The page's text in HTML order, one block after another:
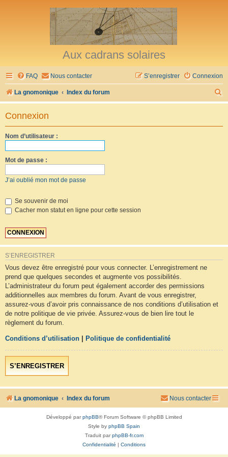
Aux cadrans solaires
FAQ Nous contacter Connexion
S’enregistrer
La gnomonique Index du forum
e
Connexion
Nom d’utilisateur :
Mot de passe :
J’ai oublié mon mot de passe
Se souvenir de moi
Cacher mon statut en ligne pour cette session
S’ENREGISTRER
Vous devez être enregistré pour vous connecter. L’enregistrement ne
prend que quelques secondes et augmente vos possibilités.
L’administrateur du forum peut également accorder des permissions
additionnelles aux membres du forum. Avant de vous enregistrer,
assurez-vous d’avoir pris connaissance de nos conditions d’utilisation et
de notre politique de vie privée. Assurez-vous de bien lire tout le
règlement du forum.
Conditions d’utilisation Politique de confidentialité
S’ENREGISTRER
La gnomonique Index du forum Nous contacter
Développé parphpBB® Forum Software © phpBB Limited
Style by phpBB Spain
Traduit parphpBB-fr.com
Confidentialité
Conditions